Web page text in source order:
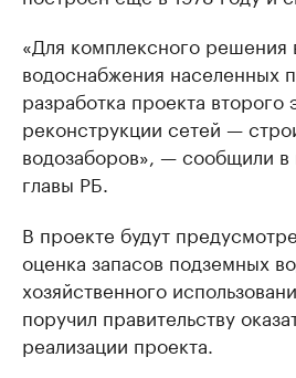
«Для комплексного решения
водоснабжения населенных
разработка проекта второго
реконструкции сетей —
водозаборов», — сообщили
главы РБ.
В проекте будут
оценка запасов подземных
хозяйственного
поручил правительству
реализации проекта.